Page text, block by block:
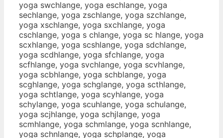
yoga swchlange, yoga eschlange, yoga
sechlange, yoga zschlange, yoga szchlange,
yoga xschlange, yoga sxchlange, yoga
cschlange, yoga s chlange, yoga sc hlange, yoga
scxhlange, yoga scshlange, yoga sdchlange,
yoga scdhlange, yoga sfchlange, yoga
scfhlange, yoga svchlange, yoga scvhlange,
yoga scbhlange, yoga schblange, yoga
scghlange, yoga schglange, yoga scthlange,
yoga schtlange, yoga scyhlange, yoga
schylange, yoga scuhlange, yoga schulange,
yoga scjhlange, yoga schjlange, yoga
scmhlange, yoga schmlange, yoga scnhlange,
yoga schnlange, yoga schplange, yoga